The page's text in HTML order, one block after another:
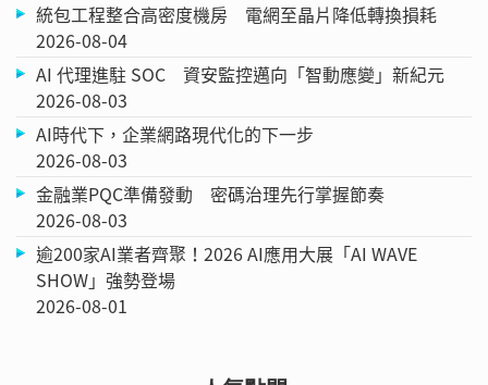
統包工程整合高密度機房 電網至晶片降低轉換損耗
2026-08-04
AI 代理進駐 SOC 資安監控邁向「智動應變」新紀元
2026-08-03
AI時代下，企業網路現代化的下一步
2026-08-03
金融業PQC準備發動 密碼治理先行掌握節奏
2026-08-03
逾200家AI業者齊聚！2026 AI應用大展「AI WAVE
SHOW」強勢登場
2026-08-01